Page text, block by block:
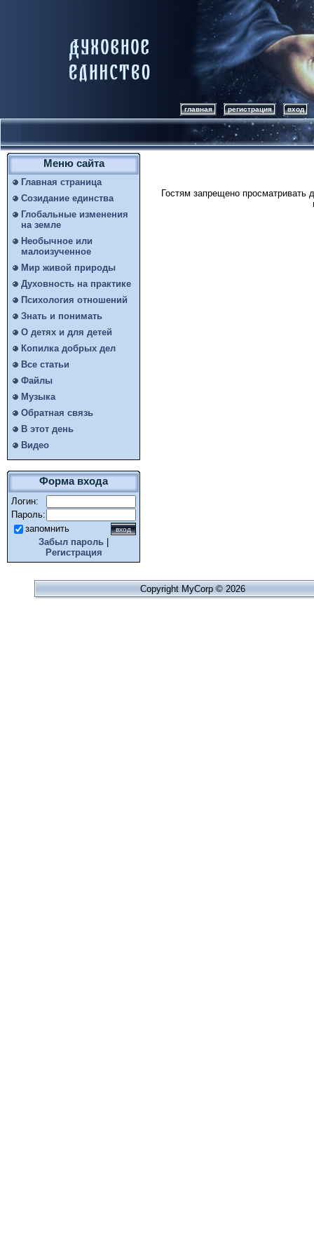
главная регистрация вход
Меню сайта
Главная страница
Созидание единства
Глобальные изменения
на земле
Необычное или
малоизученное
Мир живой природы
Духовность на практике
Психология отношений
Знать и понимать
О детях и для детей
Копилка добрых дел
Все статьи
Файлы
Музыка
Обратная связь
В этот день
Видео
Форма входа
Логин:
Пароль:
запомнить
Забыл пароль
Регистрация
Гостям запрещено просматривать
Copyright MyCorp © 2026